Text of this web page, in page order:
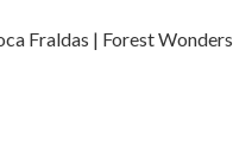
Fraldas | Forest Wonders